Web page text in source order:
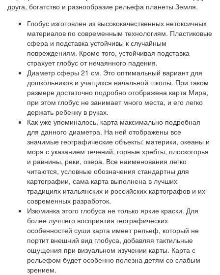
друга, богатство и разнообразие рельефа планеты Земля.
Глобус изготовлен из высококачественных нетоксичных
материалов по современным технологиям. Пластиковые
сфера и подставка устойчивы к случайным
повреждениям. Кроме того, устойчивая подставка
страхует глобус от нечаянного падения.
Диаметр сферы 21 см. Это оптимальный вариант для
дошкольников и учащихся начальной школы. При таком
размере достаточно подробно отображена карта Мира,
при этом глобус не занимает много места, и его легко
держать ребенку в руках.
Как уже упоминалось, карта максимально подробная
для данного диаметра. На ней отображены все
значимые географические объекты: материки, океаны и
моря с указанием течений, горные хребты, плоскогорья
и равнины, реки, озера. Все наименования легко
читаются, условные обозначения стандартны для
картографии, сама карта выполнена в лучших
традициях итальянских и российских картографов и их
современных разработок.
Изюминка этого глобуса не только яркие краски. Для
более лучшего восприятия географических
особенностей суши карта имеет рельеф, который не
портит внешний вид глобуса, добавляя тактильные
ощущения при визуальном изучении карты. Карта с
рельефом будет особенно полезна детям со слабым
зрением.